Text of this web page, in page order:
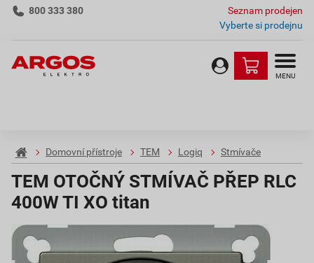
800 333 380
Seznam prodejen
Vyberte si prodejnu
MENU
Domovní přístroje TEM Logiq Stmívače
TEM OTOČNÝ STMÍVAČ PŘEP RLC
400W TI XO titan